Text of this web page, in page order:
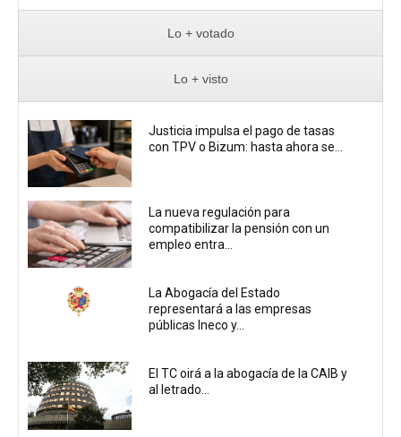
Lo + votado
Lo + visto
Justicia impulsa el pago de tasas
con TPV o Bizum: hasta ahora se...
La nueva regulación para
compatibilizar la pensión con un
empleo entra...
La Abogacía del Estado
representará a las empresas
públicas Ineco y...
El TC oirá a la abogacía de la CAIB y
al letrado...